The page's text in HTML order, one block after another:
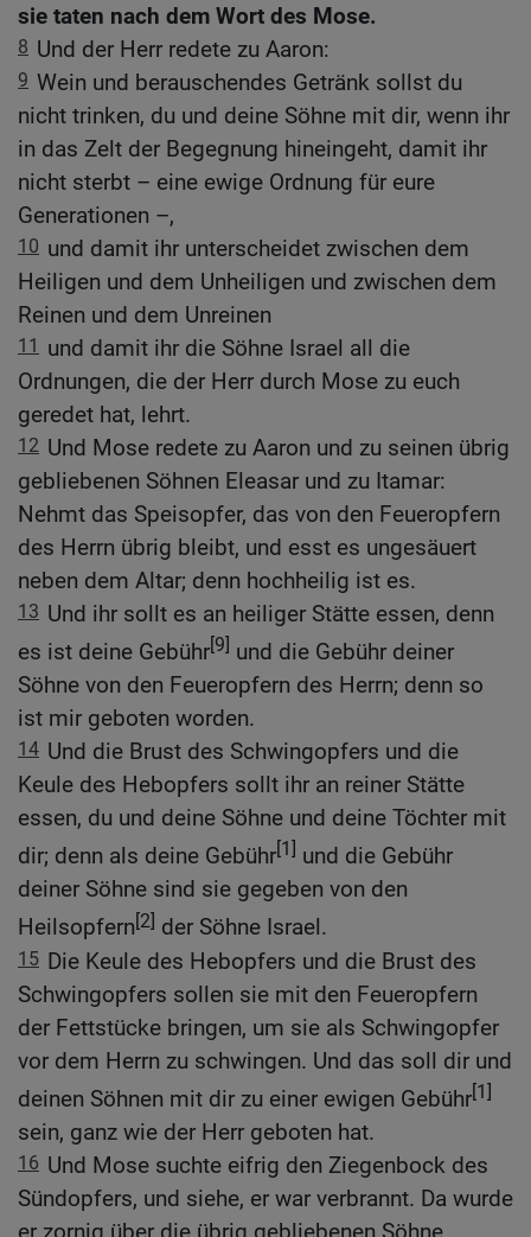
sie taten nach dem Wort des Mose.
8 Und der Herr redete zu Aaron:
9 Wein und berauschendes Getränk sollst du
nicht trinken, du und deine Söhne mit dir, wenn ihr
in das Zelt der Begegnung hineingeht, damit ihr
nicht sterbt – eine ewige Ordnung für eure
Generationen –,
10 und damit ihr unterscheidet zwischen dem
Heiligen und dem Unheiligen und zwischen dem
Reinen und dem Unreinen
11 und damit ihr die Söhne Israel all die
Ordnungen, die der Herr durch Mose zu euch
geredet hat, lehrt.
12 Und Mose redete zu Aaron und zu seinen übrig
gebliebenen Söhnen Eleasar und zu Itamar:
Nehmt das Speisopfer, das von den Feueropfern
des Herrn übrig bleibt, und esst es ungesäuert
neben dem Altar; denn hochheilig ist es.
13 Und ihr sollt es an heiliger Stätte essen, denn
es ist deine Gebühr[9] und die Gebühr deiner
Söhne von den Feueropfern des Herrn; denn so
ist mir geboten worden.
14 Und die Brust des Schwingopfers und die
Keule des Hebopfers sollt ihr an reiner Stätte
essen, du und deine Söhne und deine Töchter mit
dir; denn als deine Gebühr[1] und die Gebühr
deiner Söhne sind sie gegeben von den
Heilsopfern[2] der Söhne Israel.
15 Die Keule des Hebopfers und die Brust des
Schwingopfers sollen sie mit den Feueropfern
der Fettstücke bringen, um sie als Schwingopfer
vor dem Herrn zu schwingen. Und das soll dir und
deinen Söhnen mit dir zu einer ewigen Gebühr[1]
sein, ganz wie der Herr geboten hat.
16 Und Mose suchte eifrig den Ziegenbock des
Sündopfers, und siehe, er war verbrannt. Da wurde